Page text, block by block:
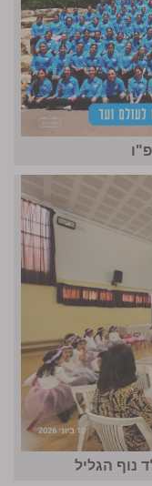
נוף הגליל